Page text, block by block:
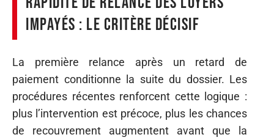
impayés : le critère décisif
La première relance après un retard de
paiement conditionne la suite du dossier. Les
procédures récentes renforcent cette logique :
plus l’intervention est précoce, plus les chances
de recouvrement augmentent avant que la